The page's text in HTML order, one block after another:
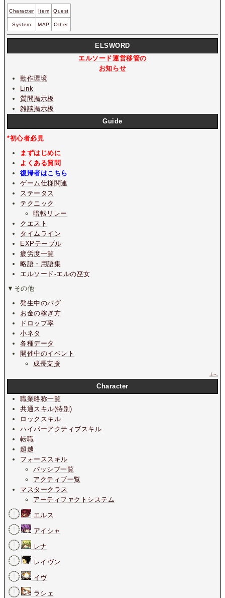
Character Item Quest
System MAP Other
ELSWORD
エルソード運営移管の
お知らせ
動作環境
Link
質問掲示板
雑談掲示板
Guide
*初心者必見
まずはじめに
よくある質問
復帰者はこちら
ゲーム仕様関連
ステータス
テクニック
暗転リレー
クエスト
タイムライン
EXPテーブル
疲労度一覧
略語・用語集
エルソード-エルの巫女
▼その他
発生中のバグ
お金の稼ぎ方
ドロップ率
小ネタ
各種データ
開催中のイベント
成長支援
上へ
Character
職業略称一覧
共通スキル(特別)
ロックスキル
ハイパーアクティブスキル
転職
超越
フォーススキル
パッシブ一覧
アクティブ一覧
マスタークラス
アーティファクトシステム
エルス
アイシャ
レナ
レイヴン
イヴ
ラシェ